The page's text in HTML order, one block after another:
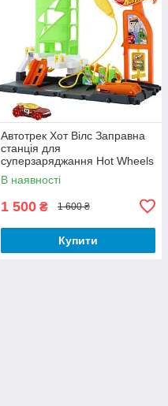
Автотрек Хот Вілс Заправна
станція для
суперзаряджання Hot Wheels
Super Recharge Fuel Station
HTN79
В наявності
1 500 ₴ 1 600 ₴
Купити